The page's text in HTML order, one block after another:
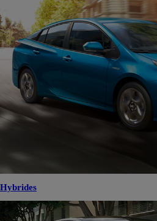
Hybrides